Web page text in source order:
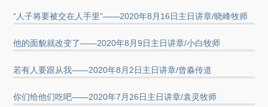
“人子将要被交在人手里”——2020年8月16日主日讲章/晓峰牧师
他的面貌就改变了——2020年8月9日主日讲章/小白牧师
若有人要跟从我——2020年8月2日主日讲章/曾淼传道
你们给他们吃吧——2020年7月26日主日讲章/袁灵牧师